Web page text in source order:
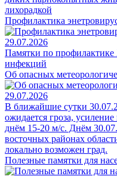
лихорадкой
Профилактика
29.07.2026
Памятки по
инфекций
Об опасных
29.07.2026
В ближайшие сутки
ожидается гроза,
днём 15-20 м/с. Днём
восточных районах
локально возможен град.
Полезные памятки для